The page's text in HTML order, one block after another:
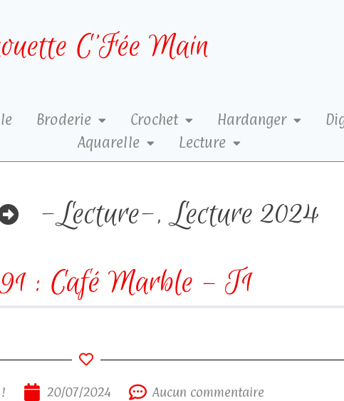
C’Fée Main
Broderie Crochet Hardanger
Aquarelle
Lecture
-Lecture-,Lecture 2024
: Café Marble – T1
20/07/2024 Aucun commentaire